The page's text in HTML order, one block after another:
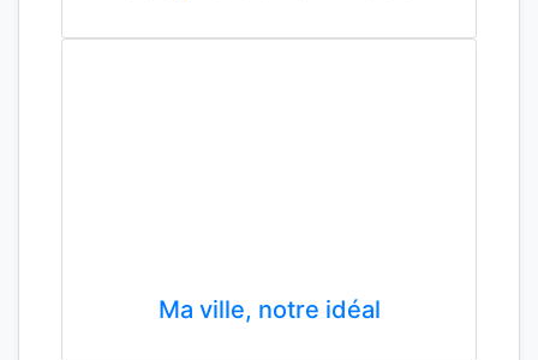
Ma ville, notre idéal